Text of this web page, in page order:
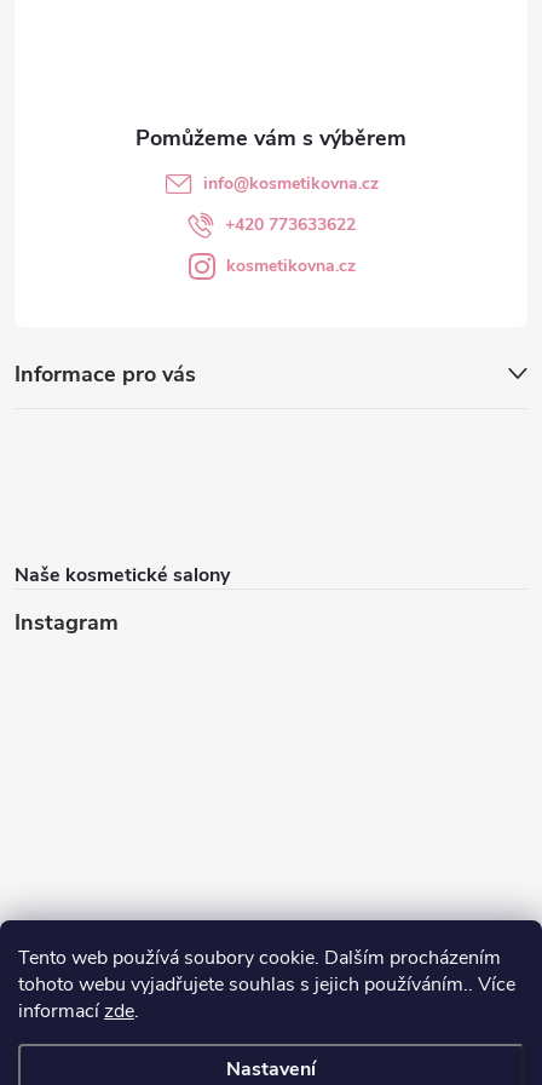
Tento web používá soubory cookie. Dalším procházením
tohoto webu vyjadřujete souhlas s jejich používáním.. Více
informacízde.
Nastavení
Informace pro vás
Naše kosmetické salony
Instagram
info@kosmetikovna.cz
+420 773633622
kosmetikovna.cz